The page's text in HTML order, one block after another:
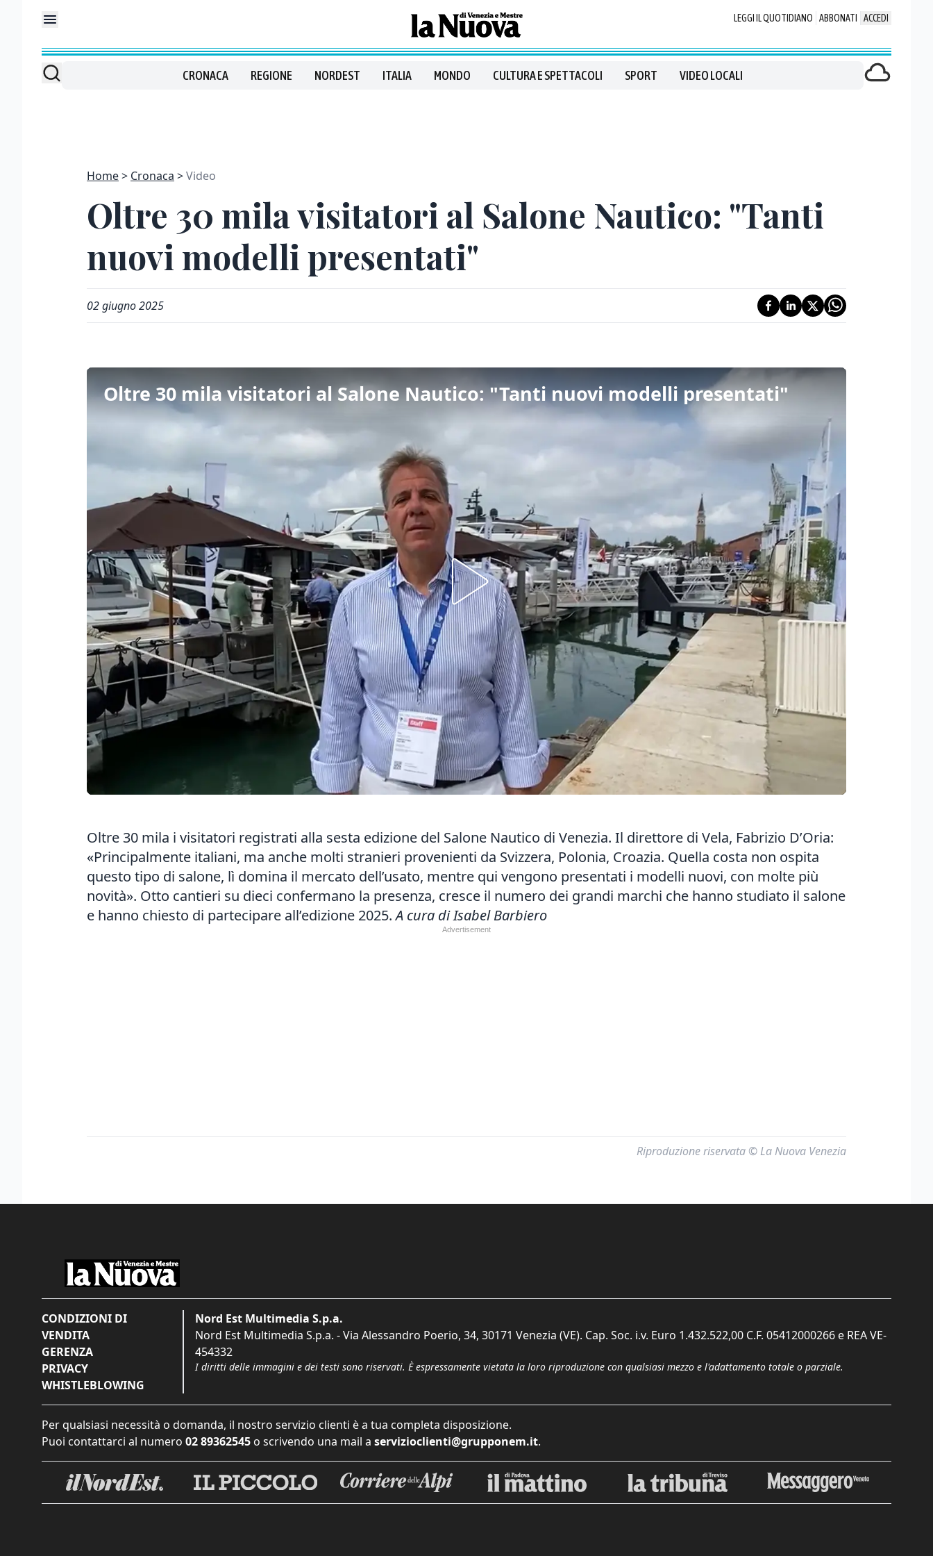
LEGGI IL QUOTIDIANO ABBONATI ACCEDI
CRONACA REGIONE NORDEST ITALIA MONDO CULTURA E SPETTACOLI SPORT VIDEO LOCALI
Home Cronaca Video
Oltre 30 mila visitatori al Salone Nautico: "Tanti
nuovi modelli presentati"
02 giugno 2025
Oltre 30 mila visitatori al Salone Nautico: "Tanti nuovi modelli presentati"
Oltre 30 mila i visitatori registrati alla sesta edizione del Salone Nautico di Venezia. Il direttore di Vela, Fabrizio D’Oria:
«Principalmente italiani, ma anche molti stranieri provenienti da Svizzera, Polonia, Croazia. Quella costa non ospita
questo tipo di salone, lì domina il mercato dell’usato, mentre qui vengono presentati i modelli nuovi, con molte più
novità». Otto cantieri su dieci confermano la presenza, cresce il numero dei grandi marchi che hanno studiato il salone
e hanno chiesto di partecipare all’edizione 2025.A cura di Isabel Barbiero
Riproduzione riservata © La Nuova Venezia
CONDIZIONI DI
VENDITA
GERENZA
PRIVACY
WHISTLEBLOWING
Nord Est Multimedia S.p.a.
Nord Est Multimedia S.p.a. - Via Alessandro Poerio, 34, 30171 Venezia (VE). Cap. Soc. i.v. Euro 1.432.522,00 C.F. 05412000266 e REA VE-
454332
I diritti delle immagini e dei testi sono riservati. È espressamente vietata la loro riproduzione con qualsiasi mezzo e l'adattamento totale o parziale.
Per qualsiasi necessità o domanda, il nostro servizio clienti è a tua completa disposizione.
Puoi contattarci al numero 02 89362545 o scrivendo una mail a servizioclienti@grupponem.it.